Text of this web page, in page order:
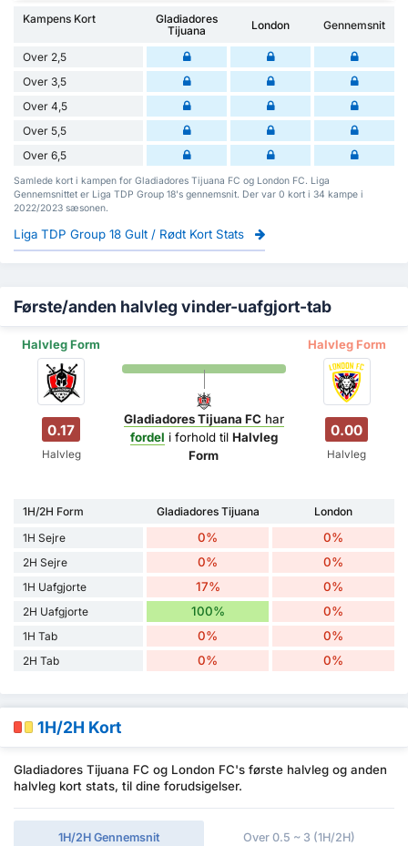
Kampens Kort
Gladiadores
Tijuana
London Gennemsnit
Over 2,5
Over 3,5
Over 4,5
Over 5,5
Over 6,5
Samlede kort i kampen for Gladiadores Tijuana FC og London FC. Liga
Gennemsnittet er Liga TDP Group 18's gennemsnit. Der var 0 kort i 34 kampe i
2022/2023 sæsonen.
Liga TDP Group 18 Gult / Rødt Kort Stats
Første/anden halvleg vinder-uafgjort-tab
Halvleg Form Halvleg Form
0.17
Halvleg
Gladiadores Tijuana FChar
fordel i forhold til Halvleg
Form
0.00
Halvleg
1H/2H Form Gladiadores Tijuana
London
1H Sejre
0% 0%
2H Sejre 0% 0%
1H Uafgjorte 17% 0%
2H Uafgjorte 100% 0%
1H Tab 0% 0%
2H Tab 0% 0%
1H/2H Kort
Gladiadores Tijuana FC og London FC's første halvleg og anden
halvleg kort stats, til dine forudsigelser.
1H/2H Gennemsnit Over 0.5 ~ 3 (1H/2H)